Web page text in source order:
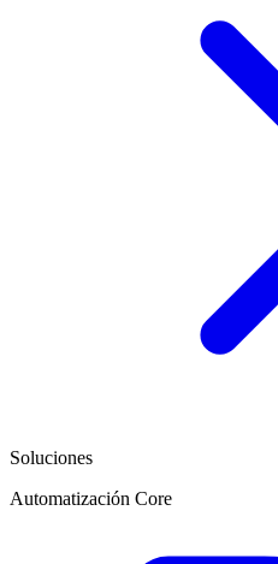
Soluciones
Automatización Core